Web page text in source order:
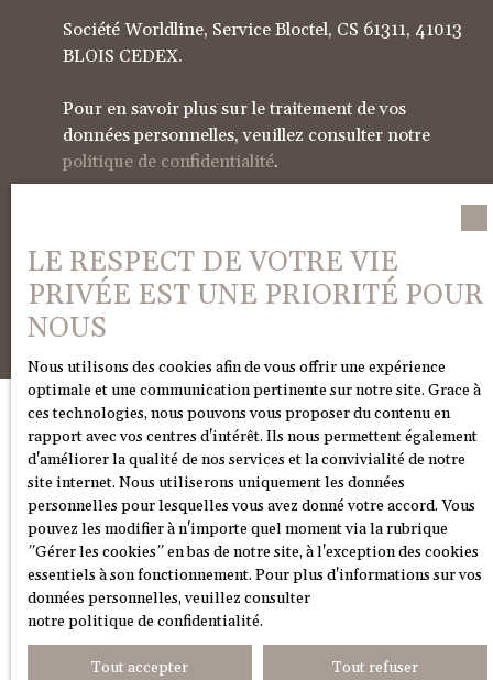
Société Worldline, Service Bloctel, CS 61311, 41013
BLOIS CEDEX.
Pour en savoir plus sur le traitement de vos
données personnelles, veuillez consulter notre
politique de confidentialité.
Recevoir des annonces
JE RECHERCHE UN BIEN
Vente maison Claix (38640)
Vente appartement Claix (38640)
Vente appartement Grenoble (38100)
Vente maison Saint-Paul-de-Varces (38760)
Vente appartement Grenoble (38000)
LE RESPECT DE VOTRE VIE
PRIVÉE EST UNE PRIORITÉ POUR
NOUS
Nous utilisons des cookies afin de vous offrir une expérience
optimale et une communication pertinente sur notre site. Grace à
ces technologies, nous pouvons vous proposer du contenu en
rapport avec vos centres d'intérêt. Ils nous permettent également
d'améliorer la qualité de nos services et la convivialité de notre
site internet. Nous utiliserons uniquement les données
personnelles pour lesquelles vous avez donné votre accord. Vous
pouvez les modifier à n'importe quel moment via la rubrique
″Gérer les cookies″ en bas de notre site, à l'exception des cookies
essentiels à son fonctionnement. Pour plus d'informations sur vos
données personnelles, veuillez consulter
notre politique de confidentialité.
Tout accepter Tout refuser